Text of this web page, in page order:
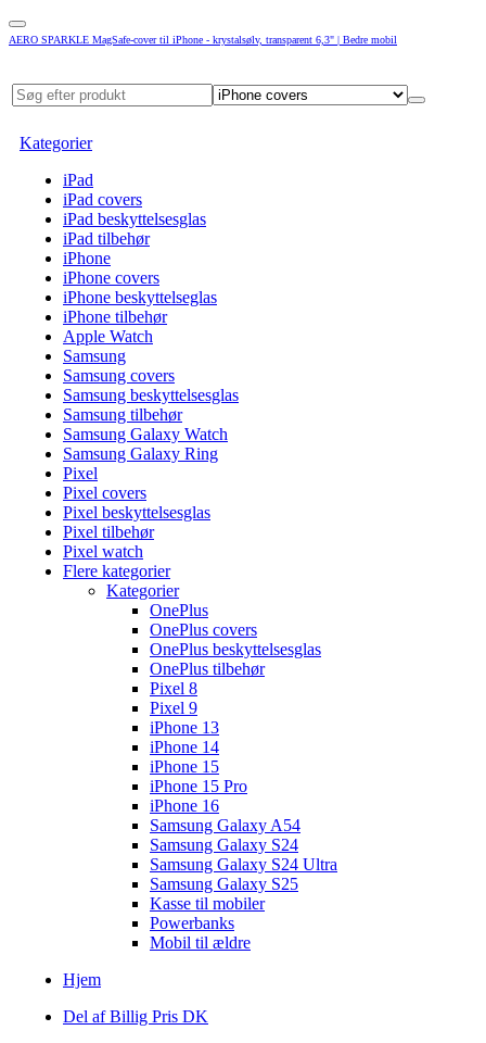
AERO SPARKLE MagSafe-cover til iPhone - krystalsølv, transparent 6,3" | Bedre mobil
Kategorier
iPad
iPad covers
iPad beskyttelsesglas
iPad tilbehør
iPhone
iPhone covers
iPhone beskyttelseglas
iPhone tilbehør
Apple Watch
Samsung
Samsung covers
Samsung beskyttelsesglas
Samsung tilbehør
Samsung Galaxy Watch
Samsung Galaxy Ring
Pixel
Pixel covers
Pixel beskyttelsesglas
Pixel tilbehør
Pixel watch
Flere kategorier
Kategorier
OnePlus
OnePlus covers
OnePlus beskyttelsesglas
OnePlus tilbehør
Pixel 8
Pixel 9
iPhone 13
iPhone 14
iPhone 15
iPhone 15 Pro
iPhone 16
Samsung Galaxy A54
Samsung Galaxy S24
Samsung Galaxy S24 Ultra
Samsung Galaxy S25
Kasse til mobiler
Powerbanks
Mobil til ældre
Hjem
Del af Billig Pris DK